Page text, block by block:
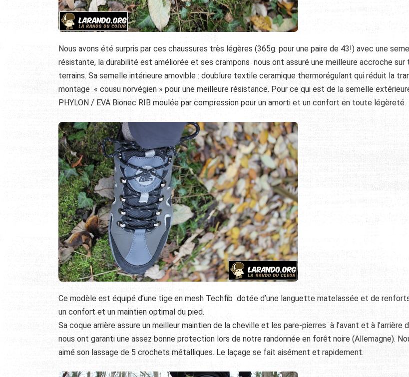
Nous avons été surpris par ces chaussures très légères (365g. pour une paire de 43!) avec une
résistante, la durabilité est améliorée et ses crampons nous ont assuré une meilleure accroche
terrains. Sa semelle intérieure amovible : doublure textile ceramique thermorégulant qui réduit la
montage « cousu norvégien » pour une meilleure résistance. Pour ce qui est de la semelle
PHYLON / EVA Bionec RIB moulée par compression pour un amorti et un confort en toute légèreté.
Ce modèle est équipé d’une tige en mesh Techfib dotée d’une languette matelassée et de
un confort et un maintien optimal du pied.
Sa coque arrière assure un meilleur maintien de la cheville et les pare-pierres à l’avant et à l’arrière
nous ont garanti une assez bonne protection lors de notre randonnée en forêt noire (Allemagne).
aimé son lassage de 5 crochets métalliques. Le laçage se fait aisément et rapidement.